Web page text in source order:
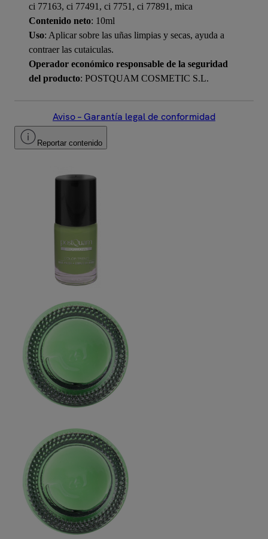
ci 77163, ci 77491, ci 7751, ci 77891, mica
Contenido neto: 10ml
Uso: Aplicar sobre las uñas limpias y secas, ayuda a
contraer las cutaiculas.
Operador económico responsable de la seguridad
del producto: POSTQUAM COSMETIC S.L.
Aviso – Garantía legal de conformidad
Reportar contenido